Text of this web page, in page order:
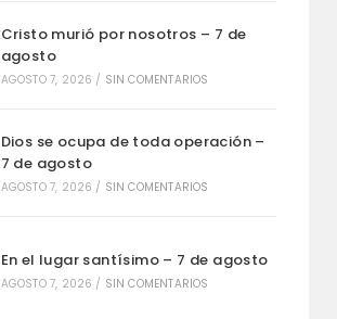
Cristo murió por nosotros – 7 de
agosto
AGOSTO 7, 2026 / SIN COMENTARIOS
Dios se ocupa de toda operación –
7 de agosto
AGOSTO 7, 2026 / SIN COMENTARIOS
En el lugar santísimo – 7 de agosto
AGOSTO 7, 2026 / SIN COMENTARIOS